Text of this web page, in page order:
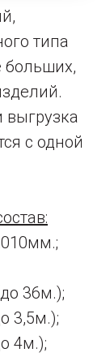
типа
больших,
выгрузка
с одной
36м.);
3,5м.);
4м.);